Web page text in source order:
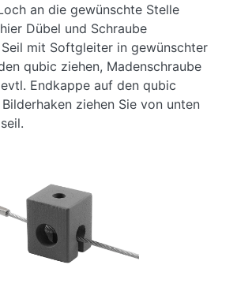
an die gewünschte Stelle
hier Dübel und Schraube
Seil mit Softgleiter in gewünschter
qubic ziehen, Madenschraube
evtl. Endkappe auf den qubic
Bilderhaken ziehen Sie von unten